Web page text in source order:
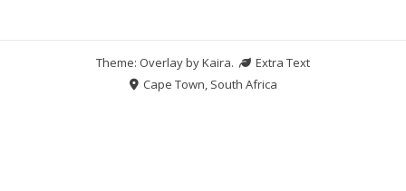
Theme: Overlay byKaira.
Extra Text
Cape Town, South Africa